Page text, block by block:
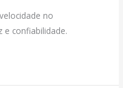
no
e confiabilidade.